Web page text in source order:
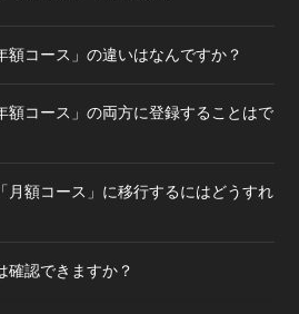
額コース」の違いはなんですか？
額コース」の両方に登録することはで
月額コース」に移行するにはどうすれ
確認できますか？